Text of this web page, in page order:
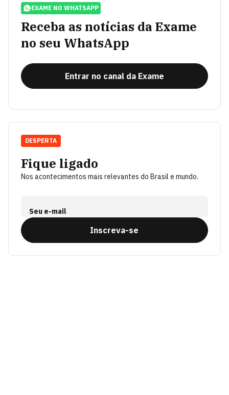
EXAME NO WHATSAPP
Receba as notícias da Exame
no seu WhatsApp
Entrar no canal da Exame
Fique ligado
Nos acontecimentos mais relevantes do Brasil e mundo.
Seu e-mail
Inscreva-se
DESPERTA